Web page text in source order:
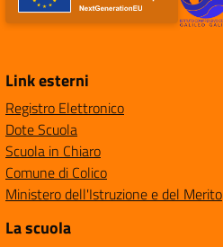
Link esterni
Registro Elettronico
Dote Scuola
Scuola in Chiaro
Comune di Colico
Ministero dell'Istruzione e del Merito
La scuola